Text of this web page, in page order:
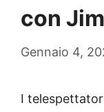
con
Gennaio 4,
I